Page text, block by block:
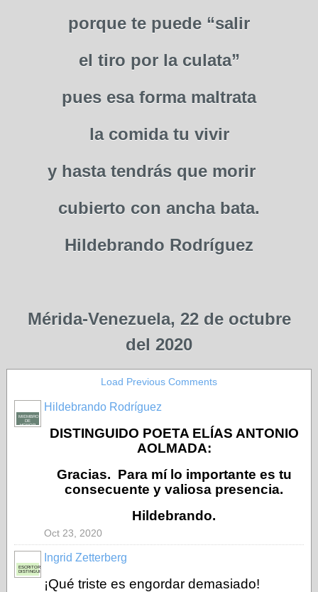
porque te puede “salir
el tiro por la culata”
pues esa forma maltrata
la comida tu vivir
y hasta tendrás que morir
cubierto con ancha bata.
Hildebrando Rodríguez
Mérida-Venezuela, 22 de octubre
del 2020
Load Previous Comments
MIEMBRO
DE
HONOR
Hildebrando Rodríguez
DISTINGUIDO POETA ELÍAS ANTONIO
AOLMADA:
Gracias. Para mí lo importante es tu
consecuente y valiosa presencia.
Hildebrando.
Oct 23, 2020
ESCRITORA
DISTINGUIDA
Ingrid Zetterberg
¡Qué triste es engordar demasiado!